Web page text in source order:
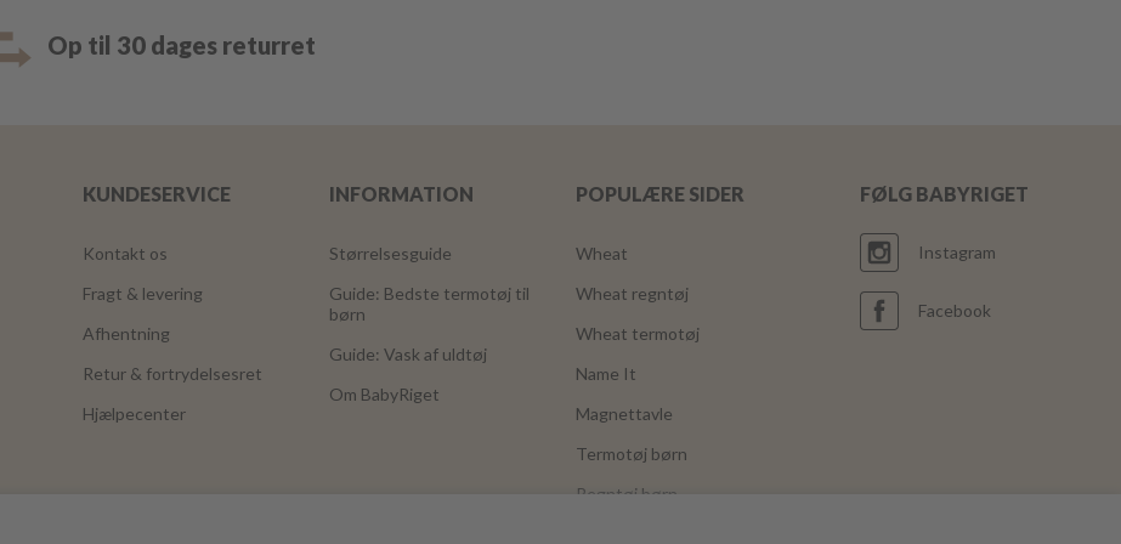
Op til 30 dages returret
KUNDESERVICE
Kontakt os
Fragt & levering
Afhentning
Retur & fortrydelsesret
Hjælpecenter
INFORMATION
Størrelsesguide
Guide: Bedste termotøj til
børn
Guide: Vask af uldtøj
Om BabyRiget
POPULÆRE SIDER
Wheat
Wheat regntøj
Wheat termotøj
Name It
Magnettavle
Termotøj børn
Regntøj børn
FØLG BABYRIGET
Instagram
Facebook